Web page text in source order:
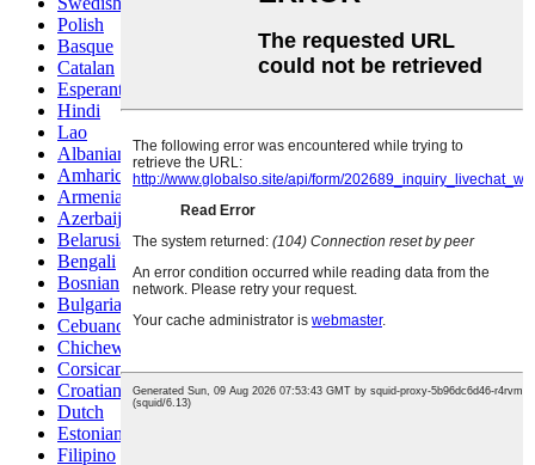
Polish
Basque
Catalan
Esperanto
Hindi
Lao
Albanian
Amharic
Armenian
Azerbaijani
Belarusian
Bengali
Bosnian
Bulgarian
Cebuano
Chichewa
Corsican
Croatian
Dutch
Estonian
Filipino